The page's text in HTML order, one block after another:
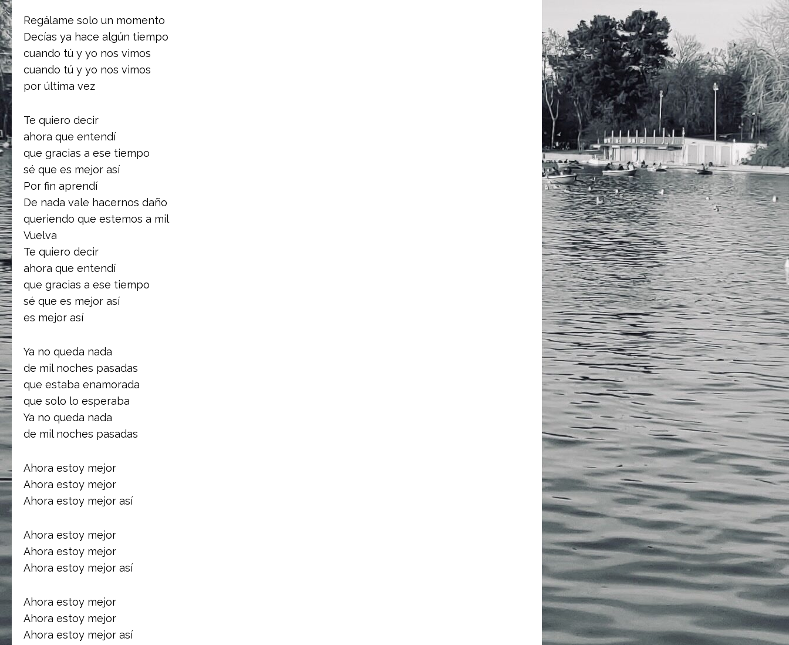
Regálame solo un momento
Decías ya hace algún tiempo
cuando tú y yo nos vimos
cuando tú y yo nos vimos
por última vez
Te quiero decir
ahora que entendí
que gracias a ese tiempo
sé que es mejor así
Por fin aprendí
De nada vale hacernos daño
queriendo que estemos a mil
Vuelva
Te quiero decir
ahora que entendí
que gracias a ese tiempo
sé que es mejor así
es mejor así
Ya no queda nada
de mil noches pasadas
que estaba enamorada
que solo lo esperaba
Ya no queda nada
de mil noches pasadas
Ahora estoy mejor
Ahora estoy mejor
Ahora estoy mejor así
Ahora estoy mejor
Ahora estoy mejor
Ahora estoy mejor así
Ahora estoy mejor
Ahora estoy mejor
Ahora estoy mejor así